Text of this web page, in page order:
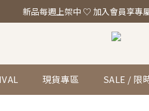
正的時尚 是讓你看起來，一切都剛剛好
新品每週上架中 ♡ 加入會員享專
正的時尚 是讓你看起來，一切都剛剛好
現貨專區 SALE / 限